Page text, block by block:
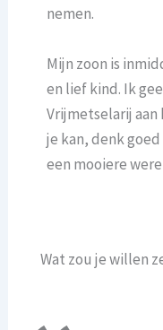
nemen.
Mijn zoon is
en lief kind. Ik
Vrijmetselarij aan
je kan, denk
een mooiere
Wat zou je willen